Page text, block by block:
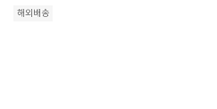
해외배송